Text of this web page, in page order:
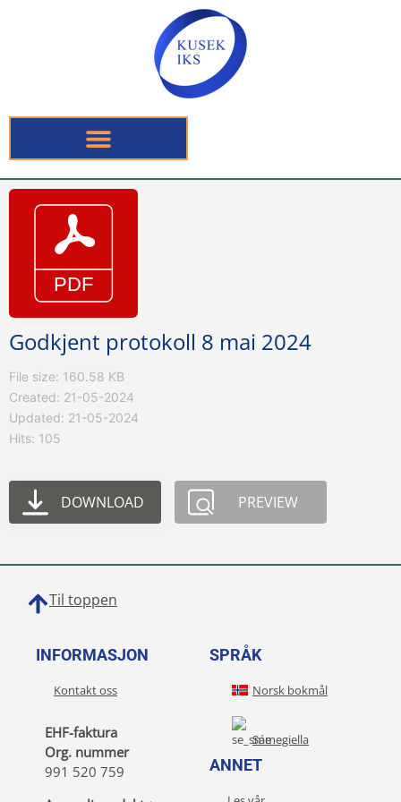
Godkjent protokoll 8 mai 2024
File size: 160.58 KB
Created: 21-05-2024
Updated: 21-05-2024
Hits: 105
DOWNLOAD PREVIEW
Til toppen
INFORMASJON
Kontakt oss
EHF-faktura
Org. nummer
991 520 759
SPRÅK
Norsk bokmål
Sámegiella
ANNET